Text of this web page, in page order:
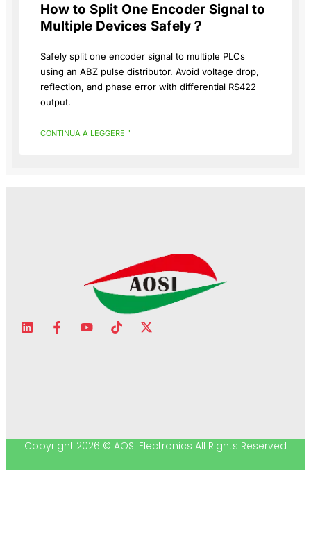
How to Split One Encoder Signal to
Multiple Devices Safely？
Safely split one encoder signal to multiple PLCs
using an ABZ pulse distributor. Avoid voltage drop,
reflection, and phase error with differential RS422
output.
CONTINUA A LEGGERE "
Copyright 2026 © AOSI Electronics All Rights Reserved